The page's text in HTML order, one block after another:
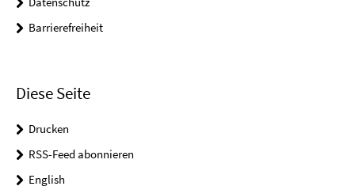
Barrierefreiheit
Diese Seite
Drucken
RSS-Feed abonnieren
English